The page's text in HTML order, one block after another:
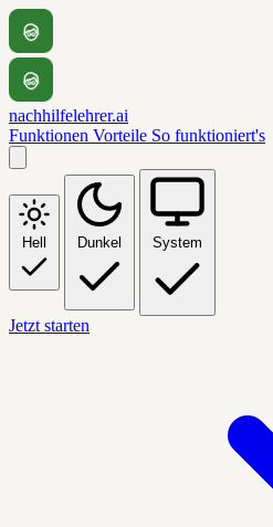
nachhilfelehrer.ai
Funktionen Vorteile So funktioniert's
Hell Dunkel System
Jetzt starten